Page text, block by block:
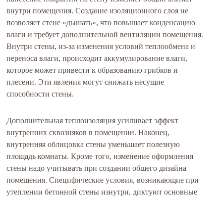
внутри помещения. Создание изоляционного слоя не
позволяет стене «дышать», что повышает конденсацию
влаги и требует дополнительной вентиляции помещения.
Внутри стены, из-за изменения условий теплообмена и
переноса влаги, происходит аккумулирование влаги,
которое может привести к образованию грибков и
плесени. Эти явления могут снижать несущие
способности стены.
Дополнительная теплоизоляция усиливает эффект
внутренних сквозняков в помещении. Наконец,
внутренняя облицовка стены уменьшает полезную
площадь комнаты. Кроме того, изменение оформления
стены надо учитывать при создании общего дизайна
помещения. Специфические условия, возникающие при
утеплении бетонной стены изнутри, диктуют основные